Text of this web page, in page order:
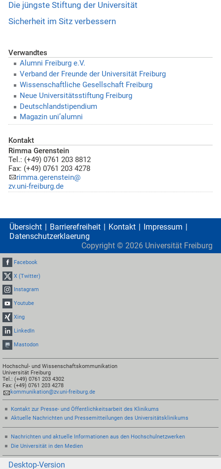
Die jüngste Stiftung der Universität
Sicherheit im Sitz verbessern
Verwandtes
Alumni Freiburg e.V.
Verband der Freunde der Universität Freiburg
Wissenschaftliche Gesellschaft Freiburg
Neue Universitätsstiftung Freiburg
Deutschlandstipendium
Magazin uni’alumni
Kontakt
Rimma Gerenstein
Tel.: (+49) 0761 203 8812
Fax: (+49) 0761 203 4278
rimma.gerenstein@
zv.uni-freiburg.de
Übersicht Barrierefreiheit Kontakt
Impressum
Datenschutzerklaerung
Copyright © 2026 Universität Freiburg
Facebook
X (Twitter)
Instagram
Youtube
Xing
LinkedIn
Mastodon
Hochschul- und Wissenschaftskommunikation
Universität Freiburg
Tel.: (+49) 0761 203 4302
Fax: (+49) 0761 203 4278
kommunikation@zv.uni-freiburg.de
Kontakt zur Presse- und Öffentlichkeitsarbeit des Klinikums
Aktuelle Nachrichten und Pressemitteilungen des Universitätsklinikums
Nachrichten und aktuelle Informationen aus den Hochschulnetzwerken
Die Universität in den Medien
Desktop-Version